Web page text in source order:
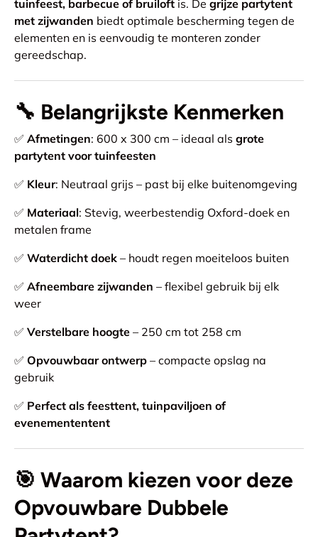
tuinfeest, barbecue of bruiloft is. De grijze partytent
met zijwanden biedt optimale bescherming tegen de
elementen en is eenvoudig te monteren zonder
gereedschap.
🔧 Belangrijkste Kenmerken
✅ Afmetingen: 600 x 300 cm – ideaal als grote
partytent voor tuinfeesten
✅ Kleur: Neutraal grijs – past bij elke buitenomgeving
✅ Materiaal: Stevig, weerbestendig Oxford-doek en
metalen frame
✅ Waterdicht doek – houdt regen moeiteloos buiten
✅ Afneembare zijwanden – flexibel gebruik bij elk
weer
✅ Verstelbare hoogte – 250 cm tot 258 cm
✅ Opvouwbaar ontwerp – compacte opslag na
gebruik
✅ Perfect als feesttent, tuinpaviljoen of
evenemententent
🎯 Waarom kiezen voor deze
Opvouwbare Dubbele